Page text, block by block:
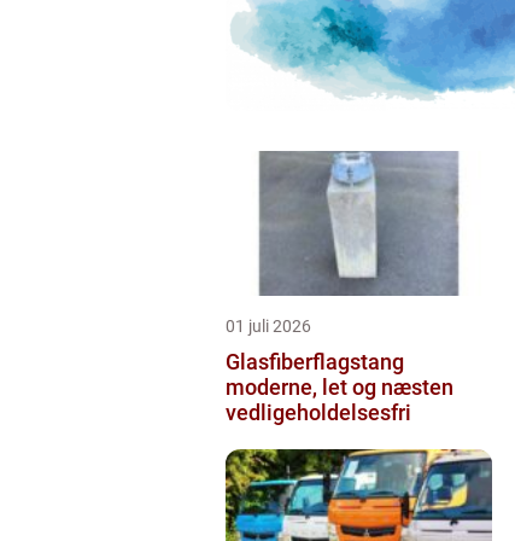
01 juli 2026
Glasfiberflagstang
moderne, let og næsten
vedligeholdelsesfri